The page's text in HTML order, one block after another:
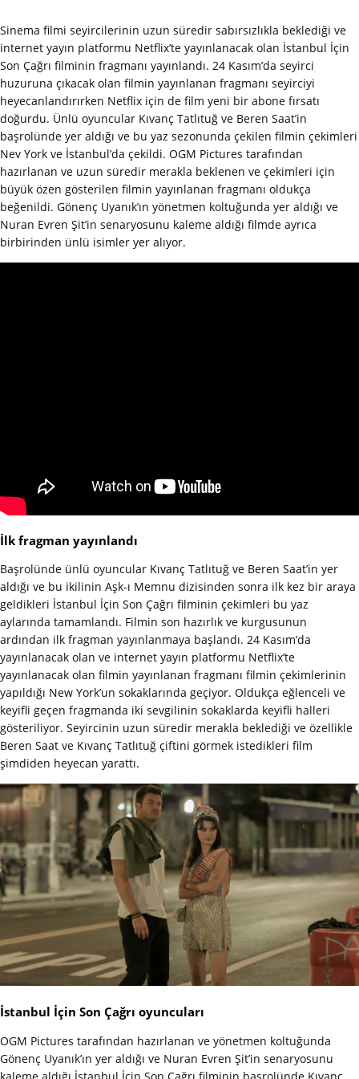
Sinema filmi seyircilerinin uzun süredir sabırsızlıkla beklediği ve
internet yayın platformu Netflix’te yayınlanacak olan İstanbul İçin
Son Çağrı filminin fragmanı yayınlandı. 24 Kasım’da seyirci
huzuruna çıkacak olan filmin yayınlanan fragmanı seyirciyi
heyecanlandırırken Netflix için de film yeni bir abone fırsatı
doğurdu. Ünlü oyuncular Kıvanç Tatlıtuğ ve Beren Saat’in
başrolünde yer aldığı ve bu yaz sezonunda çekilen filmin çekimleri
Nev York ve İstanbul’da çekildi. OGM Pictures tarafından
hazırlanan ve uzun süredir merakla beklenen ve çekimleri için
büyük özen gösterilen filmin yayınlanan fragmanı oldukça
beğenildi. Gönenç Uyanık’ın yönetmen koltuğunda yer aldığı ve
Nuran Evren Şit’in senaryosunu kaleme aldığı filmde ayrıca
birbirinden ünlü isimler yer alıyor.
İlk fragman yayınlandı
Başrolünde ünlü oyuncular Kıvanç Tatlıtuğ ve Beren Saat’in yer
aldığı ve bu ikilinin Aşk-ı Memnu dizisinden sonra ilk kez bir araya
geldikleri İstanbul İçin Son Çağrı filminin çekimleri bu yaz
aylarında tamamlandı. Filmin son hazırlık ve kurgusunun
ardından ilk fragman yayınlanmaya başlandı. 24 Kasım’da
yayınlanacak olan ve internet yayın platformu Netflix’te
yayınlanacak olan filmin yayınlanan fragmanı filmin çekimlerinin
yapıldığı New York’un sokaklarında geçiyor. Oldukça eğlenceli ve
keyifli geçen fragmanda iki sevgilinin sokaklarda keyifli halleri
gösteriliyor. Seyircinin uzun süredir merakla beklediği ve özellikle
Beren Saat ve Kıvanç Tatlıtuğ çiftini görmek istedikleri film
şimdiden heyecan yarattı.
İstanbul İçin Son Çağrı oyuncuları
OGM Pictures tarafından hazırlanan ve yönetmen koltuğunda
Gönenç Uyanık’ın yer aldığı ve Nuran Evren Şit’in senaryosunu